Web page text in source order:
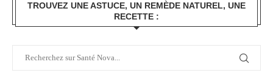
TROUVEZ UNE ASTUCE, UN REMÈDE NATUREL, UNE
RECETTE :